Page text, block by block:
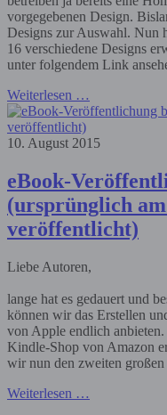
vorgegebenen Design.
Designs zur Auswahl. Nun
16 verschiedene Designs
unter folgendem Link
Weiterlesen …
10. August 2015
eBook-
(ursprünglich am
veröffentlicht)
Liebe Autoren,
lange hat es gedauert und
können wir das Erstellen
von Apple endlich
Kindle-Shop von Amazon
wir nun den zweiten
Weiterlesen …